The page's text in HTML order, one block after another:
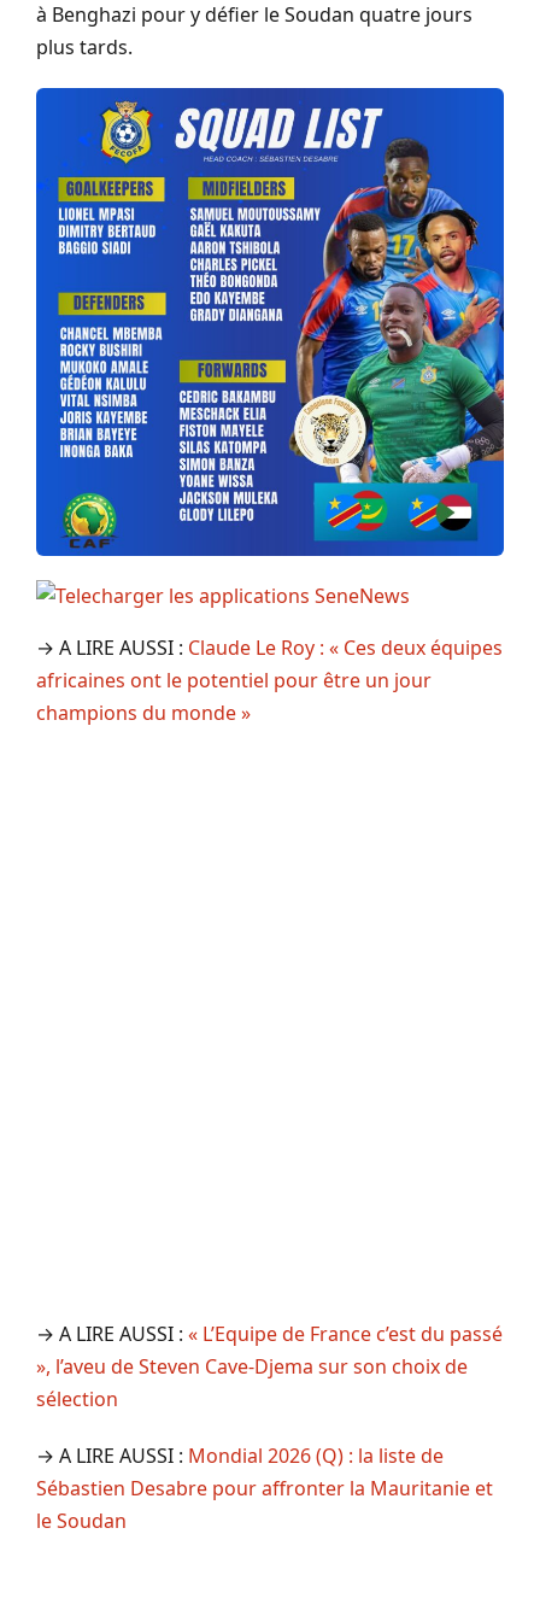
à Benghazi pour y défier le Soudan quatre jours
plus tards.
→ A LIRE AUSSI : Claude Le Roy : « Ces deux équipes
africaines ont le potentiel pour être un jour
champions du monde »
→ A LIRE AUSSI : « L’Equipe de France c’est du passé
», l’aveu de Steven Cave-Djema sur son choix de
sélection
→ A LIRE AUSSI : Mondial 2026 (Q) : la liste de
Sébastien Desabre pour affronter la Mauritanie et
le Soudan